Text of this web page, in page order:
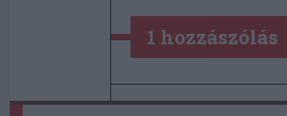
1 hozzászólás